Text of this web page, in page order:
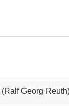
(Ralf Georg